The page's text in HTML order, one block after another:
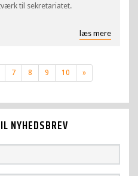
til sekretariatet.
læs mere
7 8 9 10 »Next
page
NYHEDSBREV